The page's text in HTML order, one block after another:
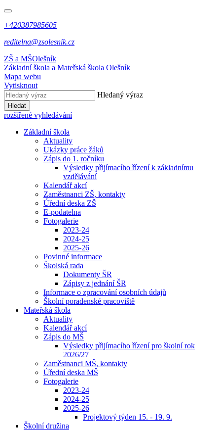
+420387985605
reditelna@zsolesnik.cz
ZŠ a MŠOlešník
Základní škola a Mateřská škola Olešník
Mapa webu
Vytisknout
Hledaný výraz
Hledat
rozšířené vyhledávání
Základní škola
Aktuality
Ukázky práce žáků
Zápis do 1. ročníku
Výsledky přijímacího řízení k základnímu
vzdělávání
Kalendář akcí
Zaměstnanci ZŠ, kontakty
Úřední deska ZŠ
E-podatelna
Fotogalerie
2023-24
2024-25
2025-26
Povinné informace
Školská rada
Dokumenty ŠR
Zápisy z jednání ŠR
Informace o zpracování osobních údajů
Školní poradenské pracoviště
Mateřská škola
Aktuality
Kalendář akcí
Zápis do MŠ
Výsledky přijímacího řízení pro školní rok
2026/27
Zaměstnanci MŠ, kontakty
Úřední deska MŠ
Fotogalerie
2023-24
2024-25
2025-26
Projektový týden 15. - 19. 9.
Školní družina